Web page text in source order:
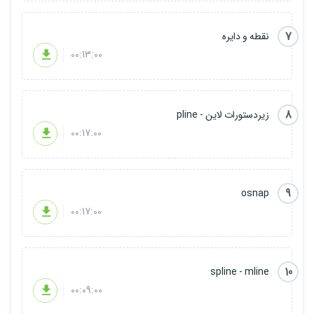
7
نقطه و دایره
00:13:00
8
زیردستورات لاین - pline
00:17:00
9
osnap
00:17:00
10
spline - mline
00:09:00